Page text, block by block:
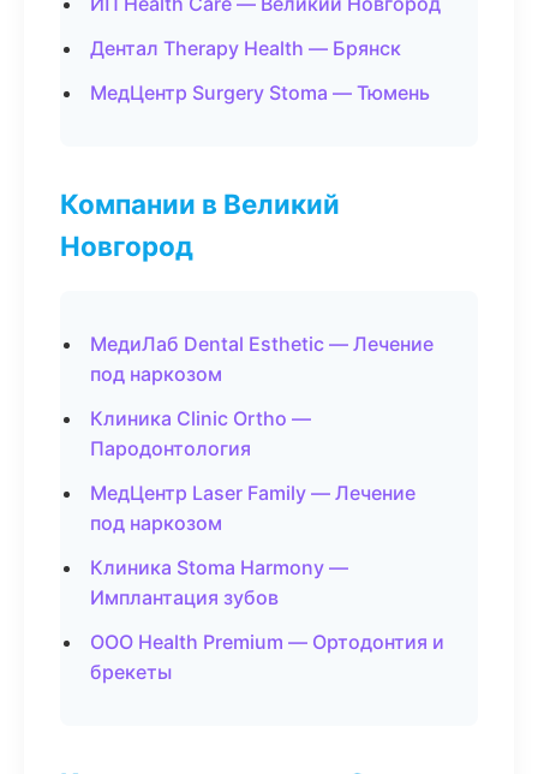
Дентал Therapy Health — Брянск
МедЦентр Surgery Stoma — Тюмень
Компании в Великий
Новгород
МедиЛаб Dental Esthetic — Лечение
под наркозом
Клиника Clinic Ortho —
Пародонтология
МедЦентр Laser Family — Лечение
под наркозом
Клиника Stoma Harmony —
Имплантация зубов
ООО Health Premium — Ортодонтия и
брекеты